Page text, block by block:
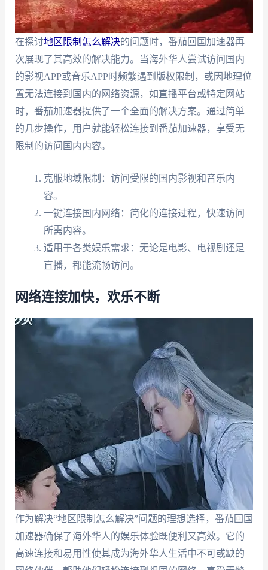
在探讨地区限制怎么解决的问题时，番茄回国加速器再
次展现了其高效的解决能力。当海外华人尝试访问国内
的影视APP或音乐APP时频繁遇到版权限制，或因地理位
置无法连接到国内的网络资源，如直播平台或特定网站
时，番茄加速器提供了一个全面的解决方案。通过简单
的几步操作，用户就能轻松连接到番茄加速器，享受无
限制的访问国内内容。
克服地域限制：访问受限的国内影视和音乐内
容。
一键连接国内网络：简化的连接过程，快速访问
所需内容。
适用于各类娱乐需求：无论是电影、电视剧还是
直播，都能流畅访问。
网络连接加快，欢乐不断
作为解决“地区限制怎么解决”问题的理想选择，番茄回国
加速器确保了海外华人的娱乐体验既便利又高效。它的
高速连接和易用性使其成为海外华人生活中不可或缺的